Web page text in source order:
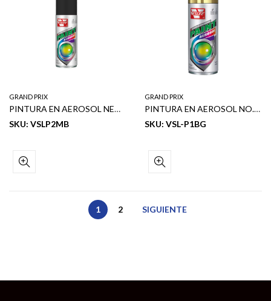
GRAND PRIX
PINTURA EN AEROSOL NEGRO MATE 15 OZ
SKU: VSLP2MB
GRAND PRIX
PINTURA EN AEROSOL NO.319 ORO BRILLANTE
SKU: VSL-P1BG
1 2 SIGUIENTE